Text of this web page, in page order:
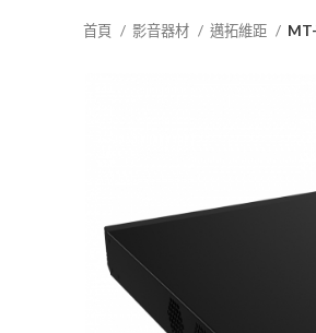
首頁 影音器材 邁拓維距